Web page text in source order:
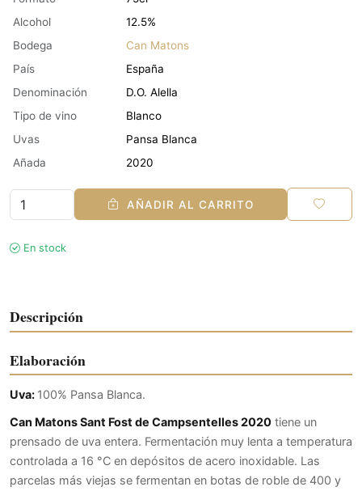
Alcohol
12.5%
Bodega
Can Matons
País
España
Denominación
D.O. Alella
Tipo de vino
Blanco
Uvas
Pansa Blanca
Añada
2020
AÑADIR AL CARRITO
En stock
Descripción
Elaboración
Uva: 100% Pansa Blanca.
Can Matons Sant Fost de Campsentelles2020 tiene un
prensado de uva entera. Fermentación muy lenta a temperatura
controlada a 16 °C en depósitos de acero inoxidable. Las
parcelas más viejas se fermentan en botas de roble de 400 y